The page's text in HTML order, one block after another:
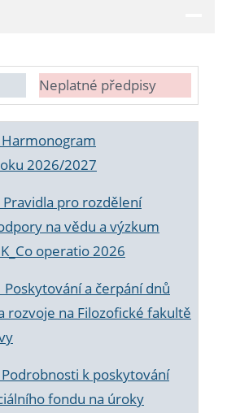
Neplatné předpisy
2026/2027
Pravidla pro rozdělení
na vědu a výzkum
operatio 2026
a čerpání dnů
rozvoje na Filozofické fakultě
k poskytování
fondu na úroky